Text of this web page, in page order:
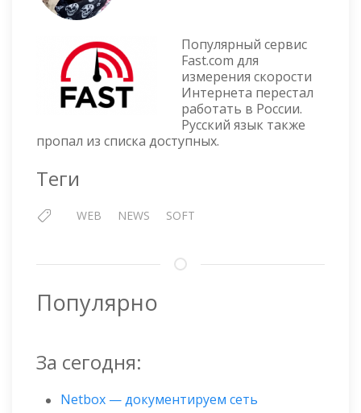
Популярный сервис
Fast.com для
измерения скорости
Интернета перестал
работать в России.
Русский язык также
пропал из списка доступных.
Теги
WEB NEWS SOFT
Популярно
За сегодня:
Netbox — документируем сеть